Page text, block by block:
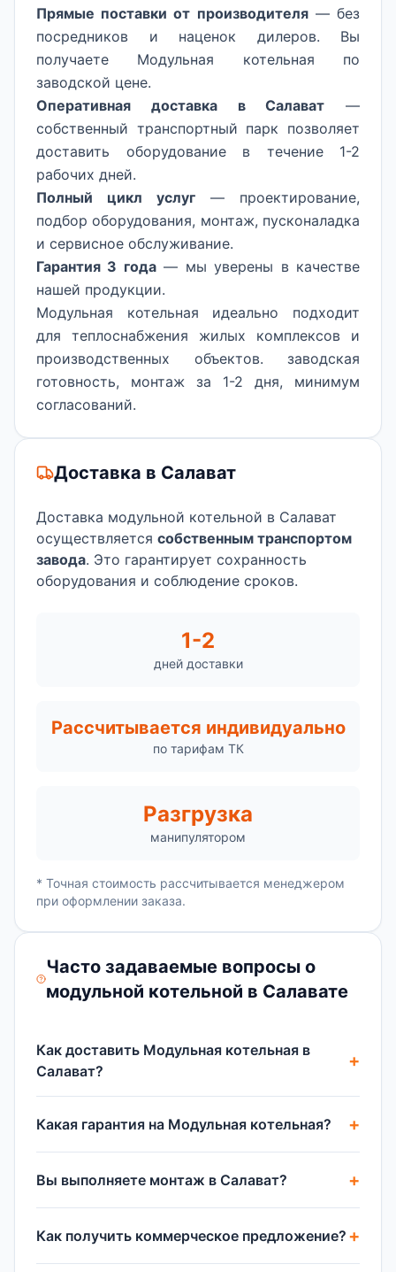
Прямые поставки от производителя— без
посредников и наценок дилеров. Вы
получаете Модульная котельная по
заводской цене.
Оперативная доставка в Салават —
собственный транспортный парк позволяет
доставить оборудование в течение 1-2
рабочих дней.
Полный цикл услуг — проектирование,
подбор оборудования, монтаж, пусконаладка
и сервисное обслуживание.
Гарантия 3 года— мы уверены в качестве
нашей продукции.
Модульная котельная идеально подходит
для теплоснабжения жилых комплексов и
производственных объектов. заводская
готовность, монтаж за 1-2 дня, минимум
согласований.
Доставка в Салават
Доставка модульной котельной в Салават
осуществляется собственным транспортом
завода. Это гарантирует сохранность
оборудования и соблюдение сроков.
1-2
дней доставки
Рассчитывается индивидуально
по тарифам ТК
Разгрузка
манипулятором
* Точная стоимость рассчитывается менеджером
при оформлении заказа.
Часто задаваемые вопросы о
модульной котельной в Салавате
Как доставить Модульная котельная в
Салават?
Какая гарантия на Модульная котельная?
Вы выполняете монтаж в Салават?
Как получить коммерческое предложение?